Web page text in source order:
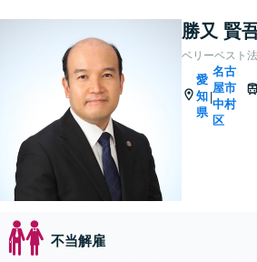
勝又 賢
ベリーベスト
愛
知
県
|
名古
屋市
中村
区
不当解雇